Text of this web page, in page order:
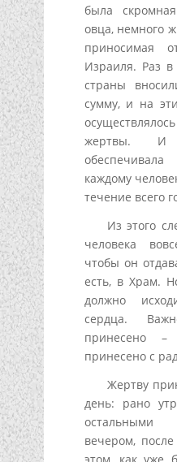
была
овца, немного
приносимая
Израиля. Раз в
страны
сумму, и на
жертвы. И
каждому
течение всего
Из этого
человека
чтобы он
есть, в Храм.
должно
сердца.
принесено
принесено с
Жертву
день: рано
вечером,